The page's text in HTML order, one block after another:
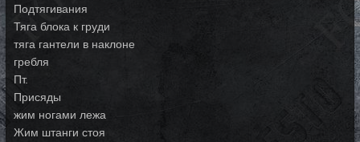
Подтягивания
Тяга блока к груди
тяга гантели в наклоне
гребля
Пт.
Присяды
жим ногами лежа
Жим штанги стоя